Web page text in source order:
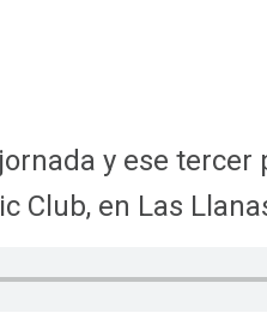
y ese tercer
en Las